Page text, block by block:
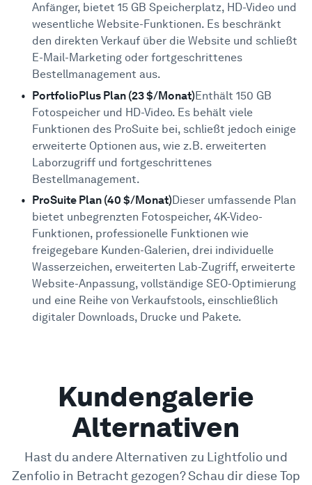
Anfänger, bietet 15 GB Speicherplatz, HD-Video und
wesentliche Website-Funktionen. Es beschränkt
den direkten Verkauf über die Website und schließt
E-Mail-Marketing oder fortgeschrittenes
Bestellmanagement aus.
PortfolioPlus Plan (23 $/Monat)Enthält 150 GB
Fotospeicher und HD-Video. Es behält viele
Funktionen des ProSuite bei, schließt jedoch einige
erweiterte Optionen aus, wie z.B. erweiterten
Laborzugriff und fortgeschrittenes
Bestellmanagement.
ProSuite Plan (40 $/Monat)Dieser umfassende Plan
bietet unbegrenzten Fotospeicher, 4K-Video-
Funktionen, professionelle Funktionen wie
freigegebare Kunden-Galerien, drei individuelle
Wasserzeichen, erweiterten Lab-Zugriff, erweiterte
Website-Anpassung, vollständige SEO-Optimierung
und eine Reihe von Verkaufstools, einschließlich
digitaler Downloads, Drucke und Pakete.
Kundengalerie
Alternativen
Hast du andere Alternativen zu Lightfolio und
Zenfolio in Betracht gezogen? Schau dir diese Top